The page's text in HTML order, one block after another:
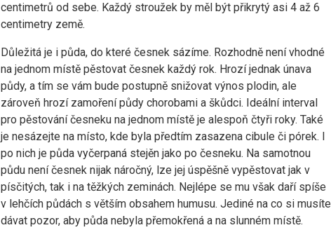
centimetrů od sebe. Každý stroužek by měl být přikrytý asi 4 až 6
centimetry země.
Důležitá je i půda, do které česnek sázíme. Rozhodně není vhodné
na jednom místě pěstovat česnek každý rok. Hrozí jednak únava
půdy, a tím se vám bude postupně snižovat výnos plodin, ale
zároveň hrozí zamoření půdy chorobami a škůdci. Ideální interval
pro pěstování česneku na jednom místě je alespoň čtyři roky. Také
je nesázejte na místo, kde byla předtím zasazena cibule či pórek. I
po nich je půda vyčerpaná stejěn jako po česneku. Na samotnou
půdu není česnek nijak náročný, lze jej úspěšně vypěstovat jak v
písčitých, tak i na těžkých zeminách. Nejlépe se mu však daří spíše
v lehčích půdách s větším obsahem humusu. Jediné na co si musíte
dávat pozor, aby půda nebyla přemokřená a na slunném místě.